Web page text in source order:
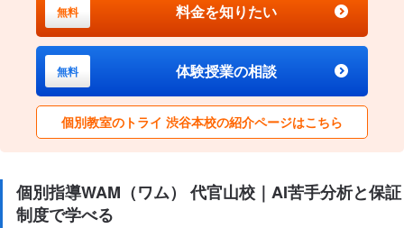
無料 料金を知りたい
無料 体験授業の相談
個別教室のトライ 渋谷本校の紹介ページはこちら
個別指導WAM（ワム） 代官山校｜AI苦手分析と保証
制度で学べる